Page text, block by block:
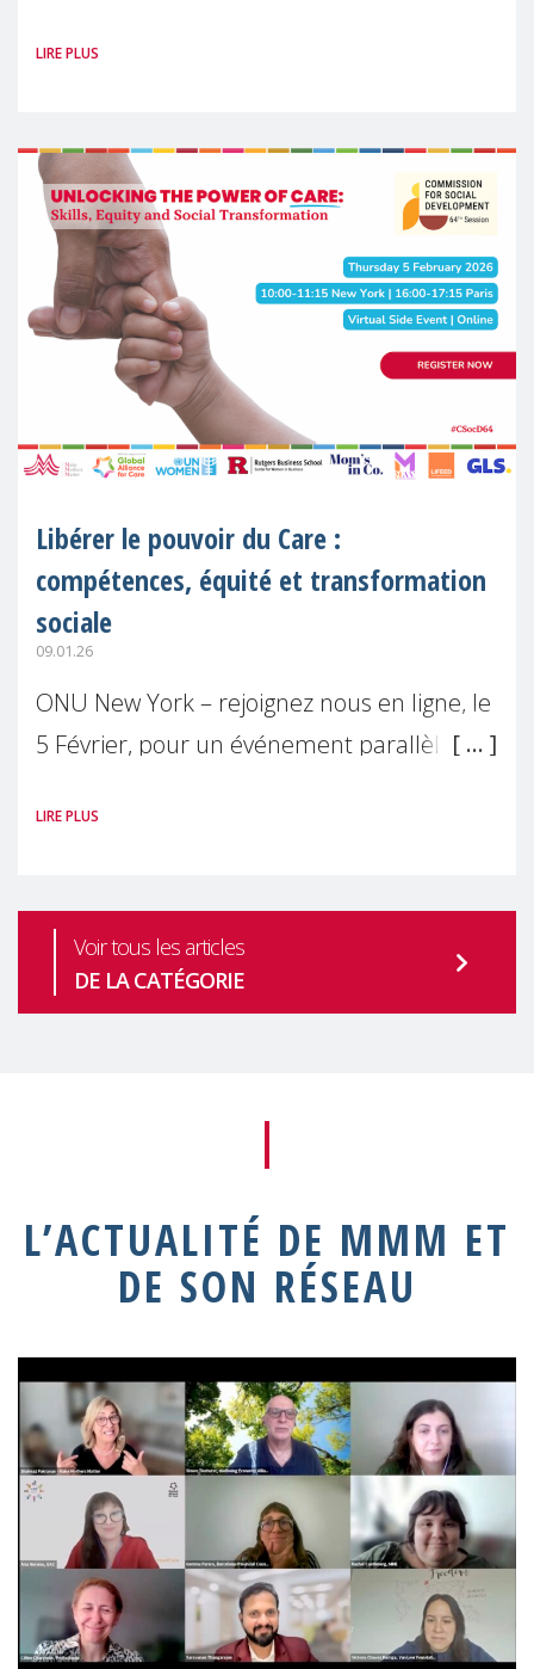
(MMM) présentera les résultats de son
LIRE PLUS
Libérer le pouvoir du Care :
compétences, équité et transformation
sociale
09.01.26
ONU New York – rejoignez nous en ligne, le
5 Février, pour un événement parallèle
Commission des Nations Unies pour le
LIRE PLUS
Voir tous les articles
DE LA CATÉGORIE
L’ACTUALITÉ DE MMM ET
DE SON RÉSEAU